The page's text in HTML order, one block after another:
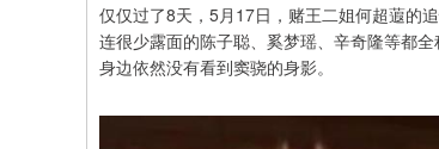
仅仅过了8天，5月17日，赌王二姐何超蕸的
连很少露面的陈子聪、奚梦瑶、辛奇隆等都
身边依然没有看到窦骁的身影。